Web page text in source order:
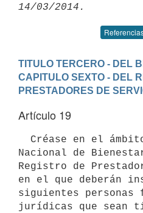
TITULO TERCERO - DEL
CAPITULO SEXTO - DEL
PRESTADORES DE
Artículo 19
Nacional de
Registro de
en el que deberán
siguientes
jurídicas que sean